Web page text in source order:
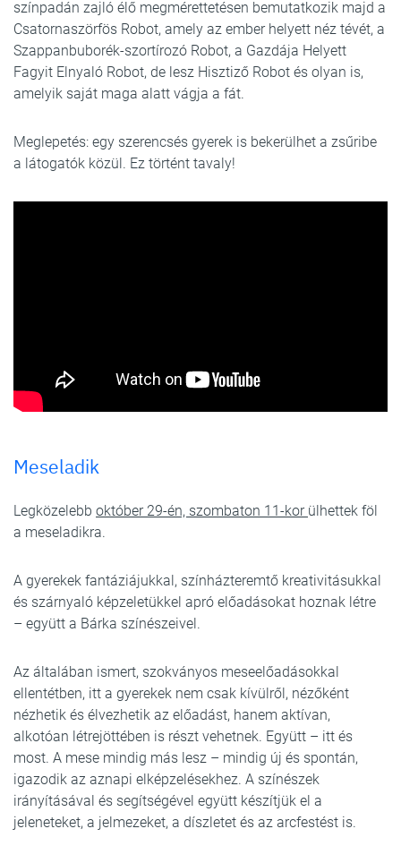
színpadán zajló élő megmérettetésen bemutatkozik majd a
Csatornaszörfös Robot, amely az ember helyett néz tévét, a
Szappanbuborék-szortírozó Robot, a Gazdája Helyett
Fagyit Elnyaló Robot, de lesz Hisztiző Robot és olyan is,
amelyik saját maga alatt vágja a fát.
Meglepetés: egy szerencsés gyerek is bekerülhet a zsűribe
a látogatók közül. Ez történt tavaly!
Meseladik
Legközelebb október 29-én, szombaton 11-kor ülhettek föl
a meseladikra.
A gyerekek fantáziájukkal, színházteremtő kreativitásukkal
és szárnyaló képzeletükkel apró előadásokat hoznak létre
– együtt a Bárka színészeivel.
Az általában ismert, szokványos meseelőadásokkal
ellentétben, itt a gyerekek nem csak kívülről, nézőként
nézhetik és élvezhetik az előadást, hanem aktívan,
alkotóan létrejöttében is részt vehetnek. Együtt – itt és
most. A mese mindig más lesz – mindig új és spontán,
igazodik az aznapi elképzelésekhez. A színészek
irányításával és segítségével együtt készítjük el a
jeleneteket, a jelmezeket, a díszletet és az arcfestést is.